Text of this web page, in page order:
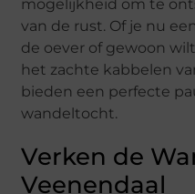
mogelijkheid om te
van de rust. Of je nu
de oever of gewoon
het zachte kabbelen
bieden een perfecte
wandeltocht.
Verken de
Veenendaal